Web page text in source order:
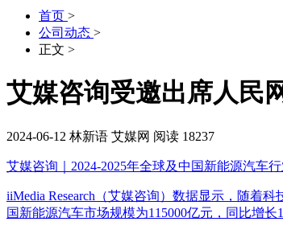
首页 >
公司动态 >
正文 >
艾媒咨询受邀出席人民
2024-06-12 林新语 艾媒网 阅读 18237
艾媒咨询｜2024-2025年全球及中国新能源汽车
iiMedia Research（艾媒咨询）数据显示，随着
国新能源汽车市场规模为115000亿元，同比增